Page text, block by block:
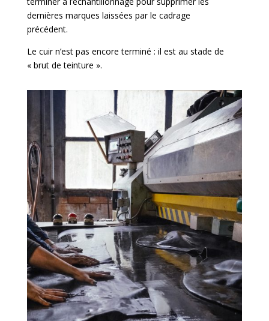
dernières marques laissées par le cadrage
précédent.
Le cuir n’est pas encore terminé : il est au stade de
« brut de teinture ».